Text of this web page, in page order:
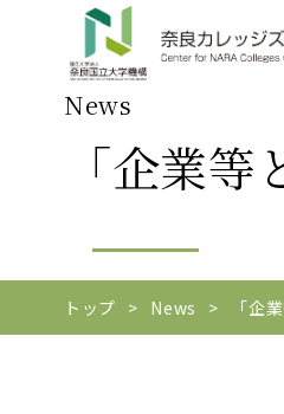
News
「企業
トップ News 「企